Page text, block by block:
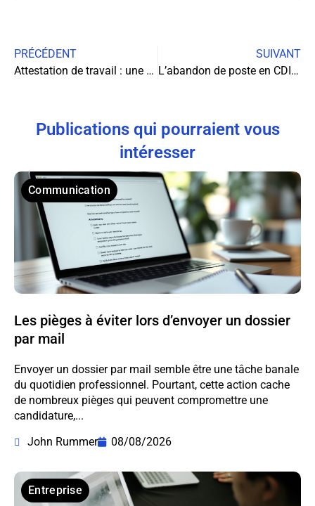
PRÉCÉDENT
Attestation de travail : une obligation pour l’employeur
SUIVANT
L’abandon de poste en CDI : que faire ?
Publications qui pourraient vous
intéresser
Communication
Les pièges à éviter lors d’envoyer un dossier
par mail
Envoyer un dossier par mail semble être une tâche banale
du quotidien professionnel. Pourtant, cette action cache
de nombreux pièges qui peuvent compromettre une
candidature,...
John Rummer
08/08/2026
Entreprise